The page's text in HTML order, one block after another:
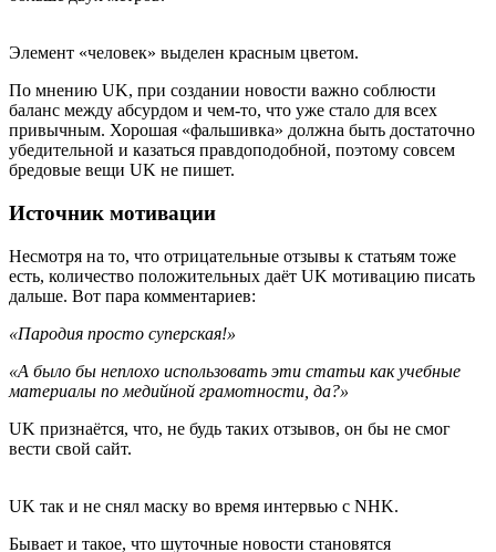
Элемент «человек» выделен красным цветом.
По мнению UK, при создании новости важно соблюсти
баланс между абсурдом и чем-то, что уже стало для всех
привычным. Хорошая «фальшивка» должна быть достаточно
убедительной и казаться правдоподобной, поэтому совсем
бредовые вещи UK не пишет.
Источник мотивации
Несмотря на то, что отрицательные отзывы к статьям тоже
есть, количество положительных даёт UK мотивацию писать
дальше. Вот пара комментариев:
«Пародия просто суперская!»
«А было бы неплохо использовать эти статьи как учебные
материалы по медийной грамотности, да?»
UK признаётся, что, не будь таких отзывов, он бы не смог
вести свой сайт.
UK так и не снял маску во время интервью с NHK.
Бывает и такое, что шуточные новости становятся